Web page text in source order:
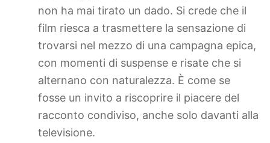
non ha mai tirato un dado. Si crede che il
film riesca a trasmettere la sensazione di
trovarsi nel mezzo di una campagna epica,
con momenti di suspense e risate che si
alternano con naturalezza. È come se
fosse un invito a riscoprire il piacere del
racconto condiviso, anche solo davanti alla
televisione.